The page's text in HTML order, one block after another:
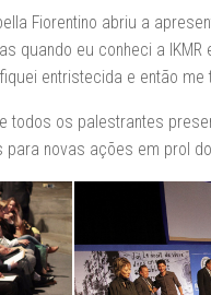
Fiorentino abriu a
quando eu conheci a
entristecida e então me
todos os palestrantes
novas ações em prol